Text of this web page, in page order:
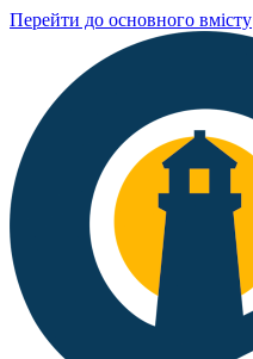
Перейти до основного вмісту